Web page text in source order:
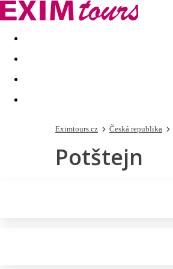
Akční nabídky Last minute
Eximtours.cz Česká republika
Potštejn